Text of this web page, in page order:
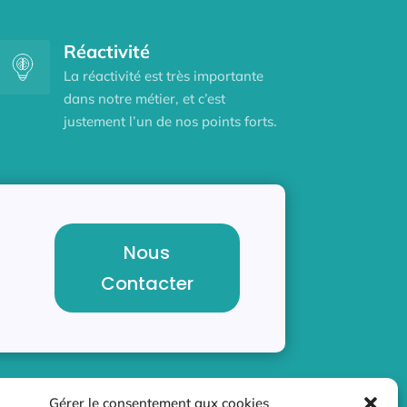
Gérer le consentement aux cookies
Réactivité
La réactivité est très importante
dans notre métier, et c’est
justement l’un de nos points forts.
Nous
Contacter